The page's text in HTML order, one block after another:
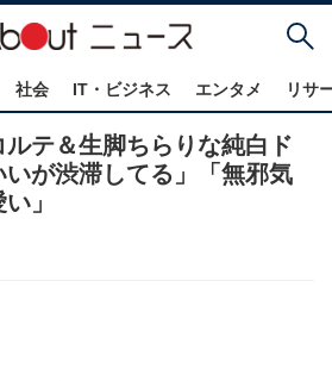
社会 IT・ビジネス エンタメ リサ
テ＆生脚ちらりな純白ド
いが渋滞してる」「無邪気
」